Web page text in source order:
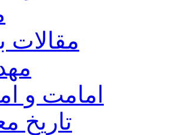
مقالات
امامت و
تاریخ